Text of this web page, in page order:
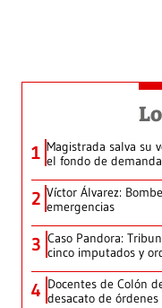
1 Magistrada salva su
el fondo de
2 Víctor Álvarez:
emergencias
3 Caso Pandora:
cinco imputados y
4 Docentes de Colón
desacato de